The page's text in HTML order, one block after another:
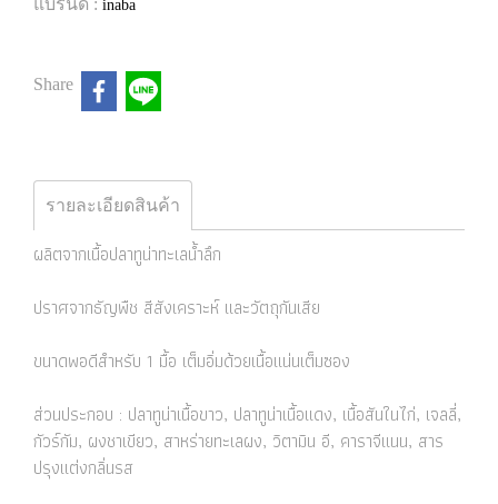
แบรนด์ : inaba
Share
รายละเอียดสินค้า
ผลิตจากเนื้อปลาทูน่าทะเลน้ำลึก
ปราศจากธัญพืช สีสังเคราะห์ และวัตถุกันเสีย
ขนาดพอดีสำหรับ 1 มื้อ เต็มอิ่มด้วยเนื้อแน่นเต็มซอง
ส่วนประกอบ : ปลาทูน่าเนื้อขาว, ปลาทูน่าเนื้อแดง, เนื้อสันในไก่, เจลลี่,
กัวร์กัม, ผงชาเขียว, สาหร่ายทะเลผง, วิตามิน อี, คาราจีแนน, สาร
ปรุงแต่งกลิ่นรส